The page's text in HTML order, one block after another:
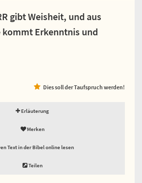
gibt Weisheit, und aus
kommt Erkenntnis und
Dies soll der Taufspruch werden!
Erläuterung
Merken
Text in der Bibel online lesen
Teilen